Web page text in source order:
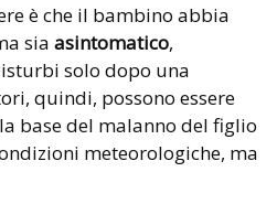
è che il bambino abbia
sia asintomatico,
solo dopo una
quindi, possono essere
base del malanno del figlio
meteorologiche, ma